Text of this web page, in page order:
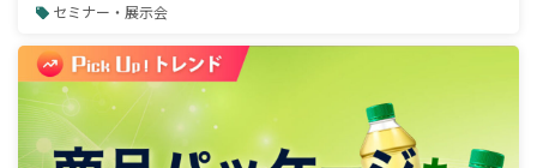
セミナー・展示会